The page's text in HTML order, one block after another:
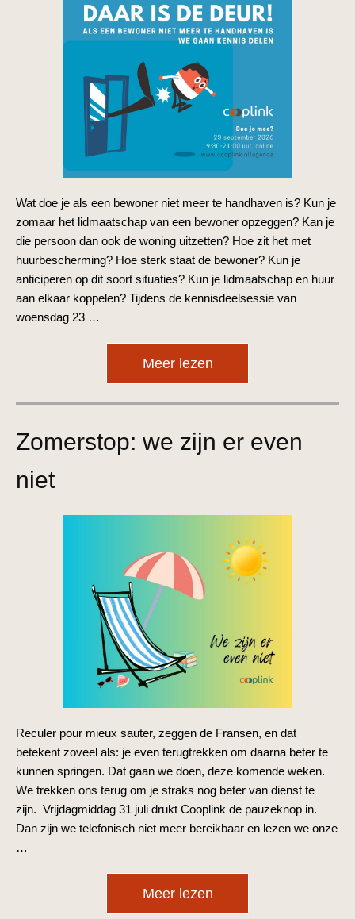
Wat doe je als een bewoner niet meer te handhaven is? Kun je
zomaar het lidmaatschap van een bewoner opzeggen? Kan je
die persoon dan ook de woning uitzetten? Hoe zit het met
huurbescherming? Hoe sterk staat de bewoner? Kun je
anticiperen op dit soort situaties? Kun je lidmaatschap en huur
aan elkaar koppelen? Tijdens de kennisdeelsessie van
woensdag 23 …
Meer lezen
Zomerstop: we zijn er even
niet
Reculer pour mieux sauter, zeggen de Fransen, en dat
betekent zoveel als: je even terugtrekken om daarna beter te
kunnen springen. Dat gaan we doen, deze komende weken.
We trekken ons terug om je straks nog beter van dienst te
zijn. Vrijdagmiddag 31 juli drukt Cooplink de pauzeknop in.
Dan zijn we telefonisch niet meer bereikbaar en lezen we onze
…
Meer lezen